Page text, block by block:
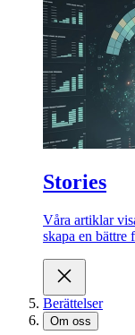
Stories
Våra artiklar
skapa en bättre
Berättelser
Om oss